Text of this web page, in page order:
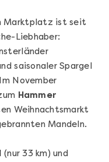
Mehr anzeigen
Marktplatz ist seit
Liebhaber:
saisonaler Spargel
November
Hammer
Weihnachtsmarkt
Mandeln.
(nur 33 km) und